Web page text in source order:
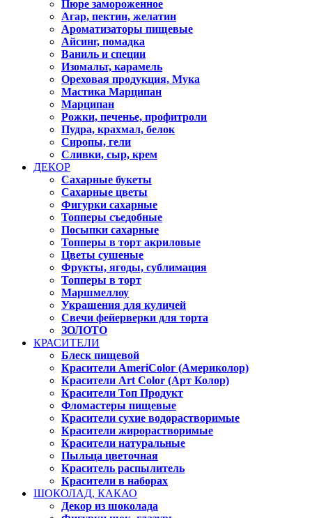
Пюре замороженное
Агар, пектин, желатин
Ароматизаторы пищевые
Айсинг, помадка
Ваниль и специи
Изомальт, карамель
Ореховая продукция, Мука
Мастика Марципан
Марципан
Рожки, печенье, профитроли
Пудра, крахмал, белок
Сиропы, гели
Сливки, сыр, крем
ДЕКОР
Сахарные букеты
Сахарные цветы
Фигурки сахарные
Топперы съедобные
Посыпки сахарные
Топперы в торт акриловые
Цветы сушеные
Фрукты, ягоды, сублимация
Топперы в торт
Маршмеллоу
Украшения для куличей
Свечи фейерверки для торта
ЗОЛОТО
КРАСИТЕЛИ
Блеск пищевой
Красители AmeriColor (Америколор)
Красители Art Color (Арт Колор)
Красители Топ Продукт
Фломастеры пищевые
Красители сухие водорастворимые
Красители жирорастворимые
Красители натуральные
Пыльца цветочная
Краситель распылитель
Красители в наборах
ШОКОЛАД, КАКАО
Декор из шоколада